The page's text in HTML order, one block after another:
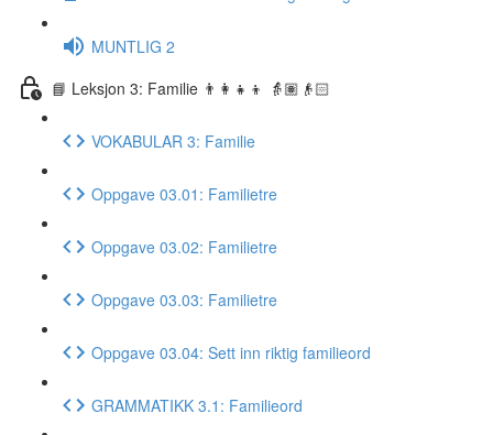
MUNTLIG 2
📘 Leksjon 3: Familie 👨‍👩‍👧‍👦 👵🏽👴🏻
VOKABULAR 3: Familie
Oppgave 03.01: Familietre
Oppgave 03.02: Familietre
Oppgave 03.03: Familietre
Oppgave 03.04: Sett inn riktig familieord
GRAMMATIKK 3.1: Familieord